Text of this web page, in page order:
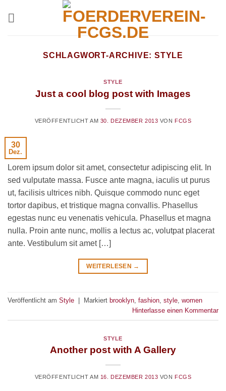
SCHLAGWORT-ARCHIVE: STYLE
STYLE
Just a cool blog post with Images
VERÖFFENTLICHT AM 30. DEZEMBER 2013 VON FCGS
30
Dez.
Lorem ipsum dolor sit amet, consectetur adipiscing elit. In
sed vulputate massa. Fusce ante magna, iaculis ut purus
ut, facilisis ultrices nibh. Quisque commodo nunc eget
tortor dapibus, et tristique magna convallis. Phasellus
egestas nunc eu venenatis vehicula. Phasellus et magna
nulla. Proin ante nunc, mollis a lectus ac, volutpat placerat
ante. Vestibulum sit amet […]
WEITERLESEN →
Veröffentlicht am Style Markiert brooklyn fashion style women
Hinterlasse einen Kommentar
STYLE
Another post with A Gallery
VERÖFFENTLICHT AM 16. DEZEMBER 2013 VON FCGS